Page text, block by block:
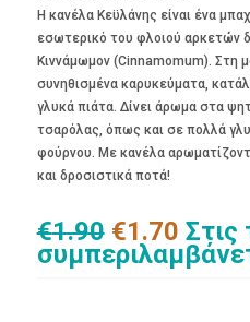
Η κανέλα Κεϋλάνης είναι ένα
εσωτερικό του φλοιού αρκετών
Κιννάμωμον (Cinnamomum). Στη
συνηθισμένα καρυκεύματα,
γλυκά πιάτα. Δίνει άρωμα στα
τσαρόλας, όπως και σε πολλά
φούρνου. Με κανέλα
και δροσιστικά ποτά!
€1.90 Original
price
was:
€1.70Η
τιμή
Στις